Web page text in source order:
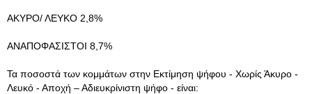
ΑΚΥΡΟ/ ΛΕΥΚΟ 2,8%
ΑΝΑΠΟΦΑΣΙΣΤΟΙ 8,7%
Τα ποσοστά των κομμάτων στην Εκτίμηση ψήφου - Χωρίς Άκυρο -
Λευκό - Αποχή – Αδιευκρίνιστη ψήφο - είναι: